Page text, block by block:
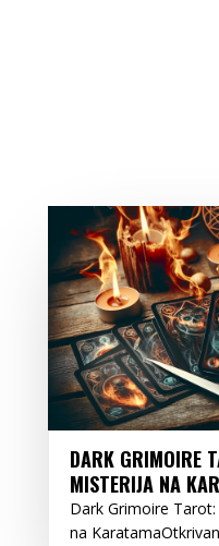
DARK GRIMOIRE
MISTERIJA NA
Dark Grimoire
na